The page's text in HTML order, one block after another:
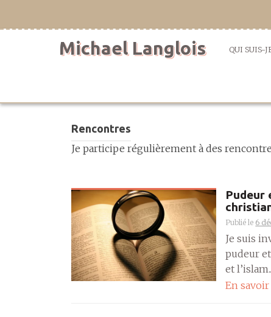
Michael Langlois QUI SUIS-
Rencontres
Je participe régulièrement à des
Pudeur
Publié le 6
Je suis
pudeur
et
En